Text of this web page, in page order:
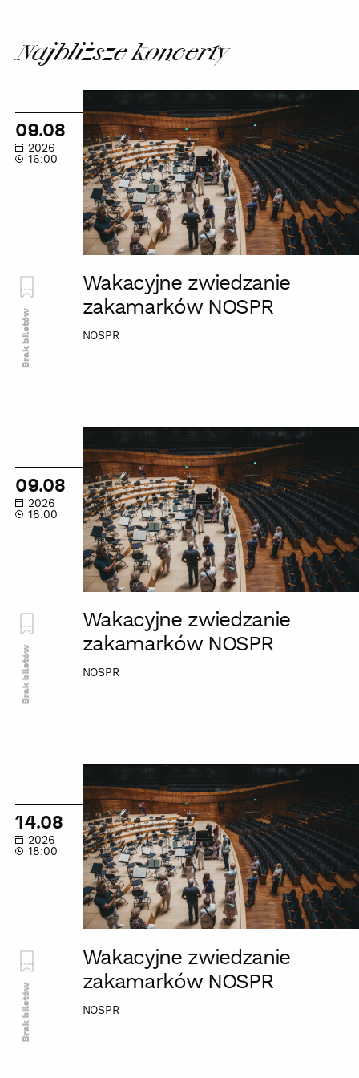
Najbliższe koncerty
zwiedzanie
zakamarków
NOSPR
09.08
2026
16:00
Wakacyjne zwiedzanie
zakamarków NOSPR
NOSPR
Brak biletów
zwiedzanie
zakamarków
NOSPR
09.08
2026
18:00
Wakacyjne zwiedzanie
zakamarków NOSPR
NOSPR
Brak biletów
zwiedzanie
zakamarków
NOSPR
14.08
2026
18:00
Wakacyjne zwiedzanie
zakamarków NOSPR
NOSPR
Brak biletów